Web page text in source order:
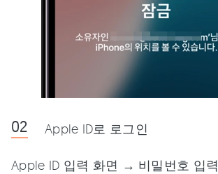
Apple ID로 로그인
Apple ID 입력 화면 → 비밀번호 입력